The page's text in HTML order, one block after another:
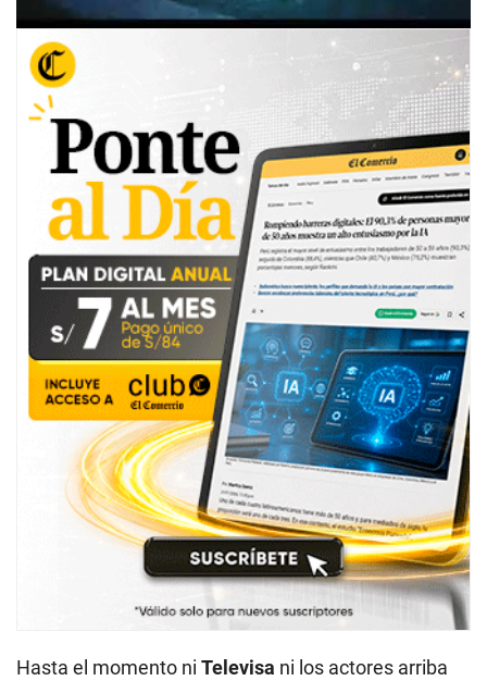
Hasta el momento ni Televisa ni los actores arriba